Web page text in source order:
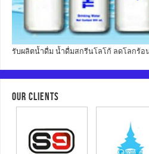
รับผลิตน้ำดื่ม น้ำดื่มสกรีนโลโก้ ลดโลกร้อ
OUR CLIENTS